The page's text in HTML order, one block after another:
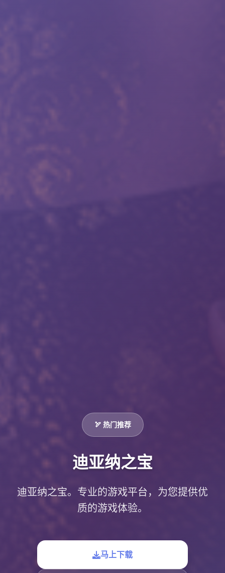
🏹 热门推荐
迪亚纳之宝
迪亚纳之宝。专业的游戏平台，为您提供优
质的游戏体验。
马上下载